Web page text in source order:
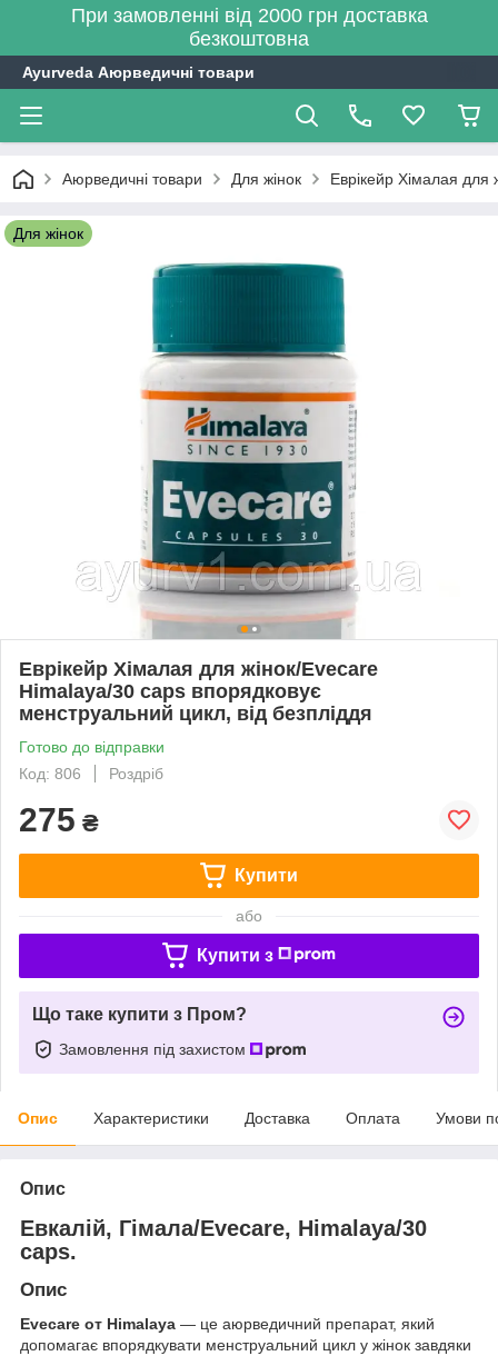
При замовленні від 2000 грн доставка
безкоштовна
Ayurveda Аюрведичні товари
Аюрведичні товари Для жінок Еврікейр Хімалая для
Для жінок
Еврікейр Хімалая для жінок/Evecare
Himalaya/30 caps впорядковує
менструальний цикл, від безпліддя
Готово до відправки
Код: 806
Роздріб
275 ₴
Купити
або
Купити з
Що таке купити з Пром?
Замовлення під захистом
Опис Характеристики Доставка Оплата Умови
Опис
Евкалій, Гімала/Evecare, Himalaya/30
caps.
Опис
Evecare от Himalaya — це аюрведичний препарат, який
допомагає впорядкувати менструальний цикл у жінок завдяки